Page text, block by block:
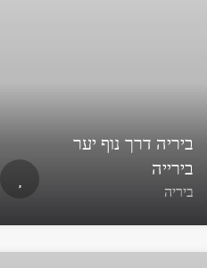
ביריה דרך נוף יער
בירייה
ביריה